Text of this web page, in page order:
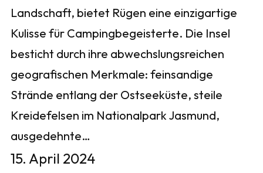
Landschaft, bietet Rügen eine einzigartige
Kulisse für Campingbegeisterte. Die Insel
besticht durch ihre abwechslungsreichen
geografischen Merkmale: feinsandige
Strände entlang der Ostseeküste, steile
Kreidefelsen im Nationalpark Jasmund,
ausgedehnte…
15. April 2024